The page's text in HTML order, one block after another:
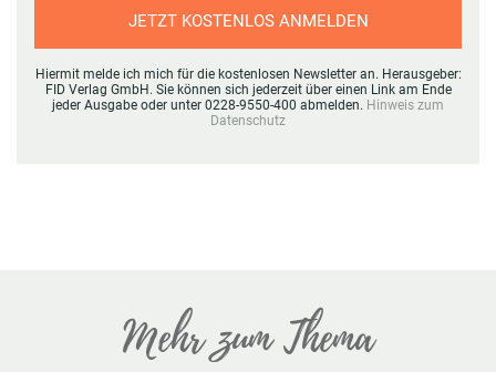
JETZT KOSTENLOS ANMELDEN
Hiermit melde ich mich für die kostenlosen Newsletter an. Herausgeber:
FID Verlag GmbH. Sie können sich jederzeit über einen Link am Ende
jeder Ausgabe oder unter 0228-9550-400 abmelden. Hinweis zum
Datenschutz
Mehr zum Thema